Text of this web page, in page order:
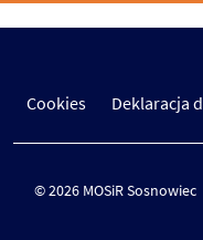
Cookies Deklaracja
© 2026 MOSiR Sosnowiec